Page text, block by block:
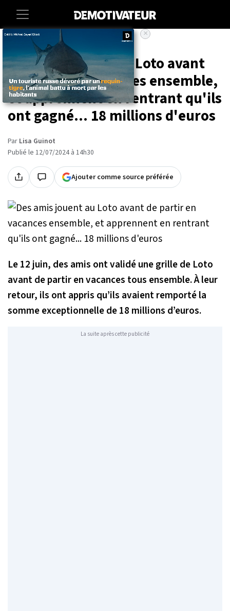
Societe
Des amis jouent au Loto avant
de partir en vacances ensemble,
et apprennent en rentrant qu'ils
ont gagné... 18 millions d'euros
Par Lisa Guinot
Publié le 12/07/2024 à 14h30
Ajouter comme source préférée
Le 12 juin, des amis ont validé une grille de Loto
avant de partir en vacances tous ensemble. À leur
retour, ils ont appris qu’ils avaient remporté la
somme exceptionnelle de 18 millions d’euros.
La suite après cette publicité
×